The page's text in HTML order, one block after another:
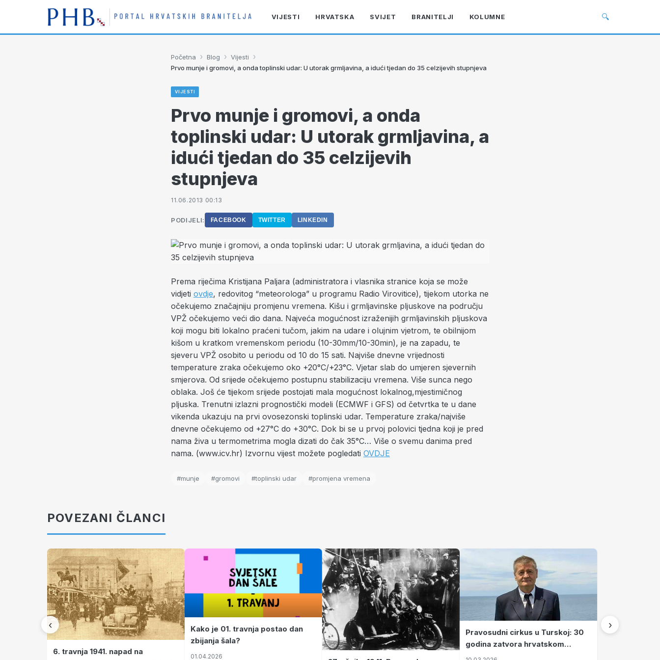
VIJESTI HRVATSKA SVIJET BRANITELJI KOLUMNE 🔍
Početna › Blog › Vijesti ›
Prvo munje i gromovi, a onda toplinski udar: U utorak grmljavina, a idući tjedan do 35 celzijevih stupnjeva
VIJESTI
Prvo munje i gromovi, a onda
toplinski udar: U utorak grmljavina, a
idući tjedan do 35 celzijevih
stupnjeva
11.06.2013 00:13
PODIJELI: FACEBOOK TWITTER LINKEDIN
Prema riječima Kristijana Paljara (administratora i vlasnika stranice koja se može
vidjeti ovdje, redovitog “meteorologa” u programu Radio Virovitice), tijekom utorka ne
očekujemo značajniju promjenu vremena. Kišu i grmljavinske pljuskove na području
VPŽ očekujemo veći dio dana. Najveća mogućnost izraženijih grmljavinskih pljuskova
koji mogu biti lokalno praćeni tučom, jakim na udare i olujnim vjetrom, te obilnijom
kišom u kratkom vremenskom periodu (10-30mm/10-30min), je na zapadu, te
sjeveru VPŽ osobito u periodu od 10 do 15 sati. Najviše dnevne vrijednosti
temperature zraka očekujemo oko +20°C/+23°C. Vjetar slab do umjeren sjevernih
smjerova. Od srijede očekujemo postupnu stabilizaciju vremena. Više sunca nego
oblaka. Još će tijekom srijede postojati mala mogućnost lokalnog,mjestimičnog
pljuska. Trenutni izlazni prognostički modeli (ECMWF i GFS) od četvrtka te u dane
vikenda ukazuju na prvi ovosezonski toplinski udar. Temperature zraka/najviše
dnevne očekujemo od +27°C do +30°C. Dok bi se u prvoj polovici tjedna koji je pred
nama živa u termometrima mogla dizati do čak 35°C… Više o svemu danima pred
nama. (www.icv.hr) Izvornu vijest možete pogledati OVDJE
#munje #gromovi #toplinski udar #promjena vremena
POVEZANI ČLANCI
‹
6. travnja 1941. napad na
Kako je 01. travnja postao dan
zbijanja šala?
01.04.2026
Pravosudni cirkus u Turskoj: 30
godina zatvora hrvatskom
kapetanu kojeg su sami pustili
›